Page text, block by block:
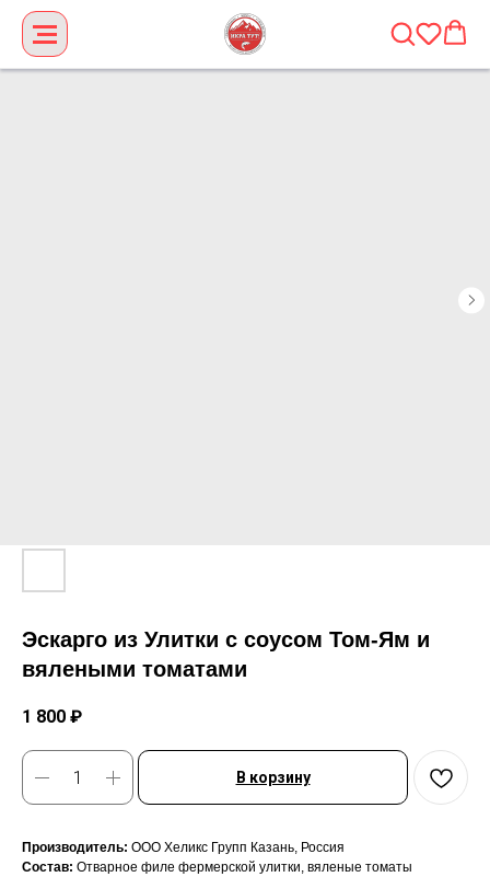
Эскарго из Улитки с соусом Том-Ям и
вялеными томатами
1 800 ₽
В корзину
Производитель: ООО Хеликс Групп Казань, Россия
Состав: Отварное филе фермерской улитки, вяленые томаты